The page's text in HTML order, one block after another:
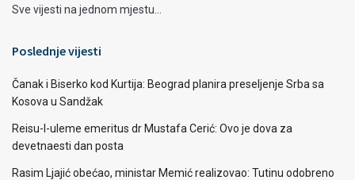
Sve vijesti na jednom mjestu...
Poslednje vijesti
Čanak i Biserko kod Kurtija: Beograd planira preseljenje Srba sa
Kosova u Sandžak
Reisu-l-uleme emeritus dr Mustafa Cerić: Ovo je dova za
devetnaesti dan posta
Rasim Ljajić obećao, ministar Memić realizovao: Tutinu odobreno